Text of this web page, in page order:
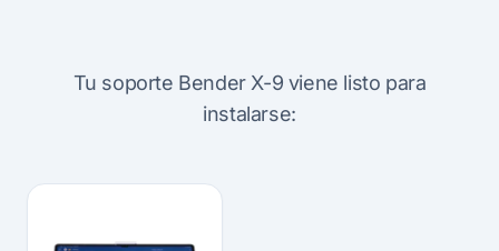
Tu soporte Bender X-9 viene listo para
instalarse: